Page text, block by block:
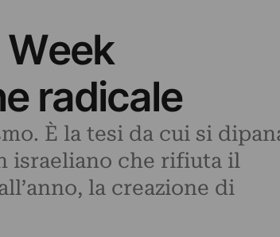
radicale
È la tesi da cui si
israeliano che rifiuta il
la creazione di